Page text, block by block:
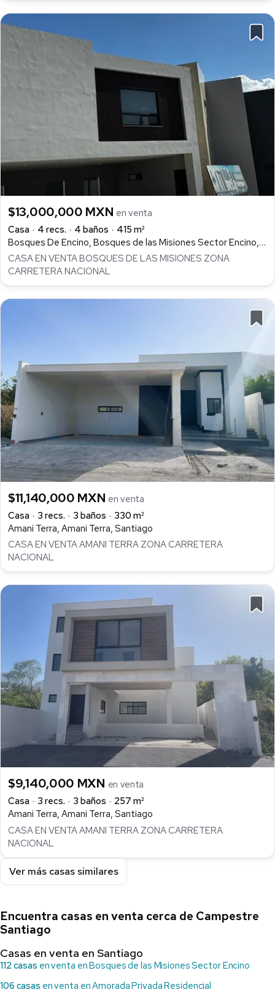
$13,000,000 MXN en venta
Casa
4 recs. 4 baños
415 m²
Bosques De Encino, Bosques de las Misiones Sector Encino, Santiago
CASA EN VENTA BOSQUES DE LAS MISIONES ZONA
CARRETERA NACIONAL
$11,140,000 MXN en venta
Casa
3 recs. 3 baños
330 m²
Amani Terra, Amani Terra, Santiago
CASA EN VENTA AMANI TERRA ZONA CARRETERA
NACIONAL
$9,140,000 MXN en venta
Casa
3 recs. 3 baños
257 m²
Amani Terra, Amani Terra, Santiago
CASA EN VENTA AMANI TERRA ZONA CARRETERA
NACIONAL
Ver más casas similares
Encuentra casas en venta cerca de Campestre
Santiago
Casas en venta en Santiago
112 casas en venta en Bosques de las Misiones Sector Encino
106 casas en venta en Amorada Privada Residencial